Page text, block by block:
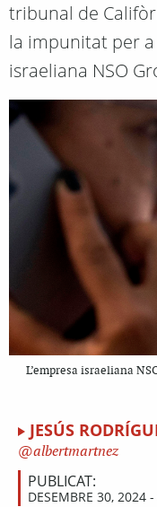
tribunal de
la impunitat per a
israeliana NSO
L’empresa israeliana
JESÚS
albertmartnez
PUBLICAT:
DESEMBRE 30, 2024